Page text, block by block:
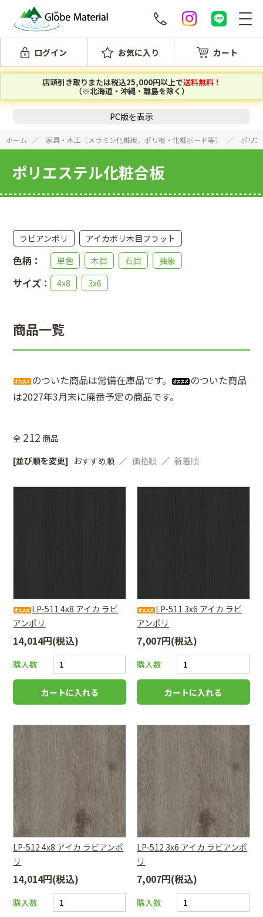
ログイン お気に入り カート
店頭引き取りまたは税込25,000円以上で送料無料！
（※北海道・沖縄・離島を除く）
PC版を表示
ホーム 家具・木工〔メラミン化粧板、ポリ板・化粧ボード等〕 ポリ
ポリエステル化粧合板
ラビアンポリ アイカポリ木目フラット
色柄： 単色 木目 石目 抽象
サイズ： 4x8 3x6
商品一覧
のついた商品は常備在庫品です。
のついた商品
は2027年3月末に廃番予定の商品です。
全 212 商品
[並び順を変更] おすすめ順 価格順 新着順
LP-511 4x8 アイカ ラビ
アンポリ
14,014円(税込)
購入数
LP-511 3x6 アイカ ラビ
アンポリ
7,007円(税込)
購入数
LP-512 4x8 アイカ ラビアンポ
リ
14,014円(税込)
購入数
LP-512 3x6 アイカ ラビアンポ
リ
7,007円(税込)
購入数